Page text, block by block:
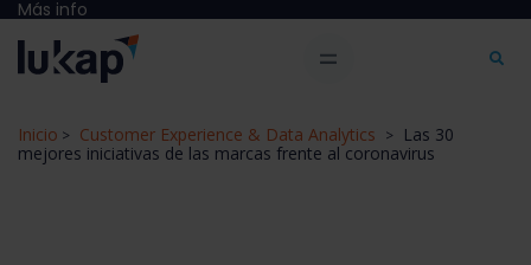
Más info
Inicio > Customer Experience & Data Analytics > Las 30
mejores iniciativas de las marcas frente al coronavirus